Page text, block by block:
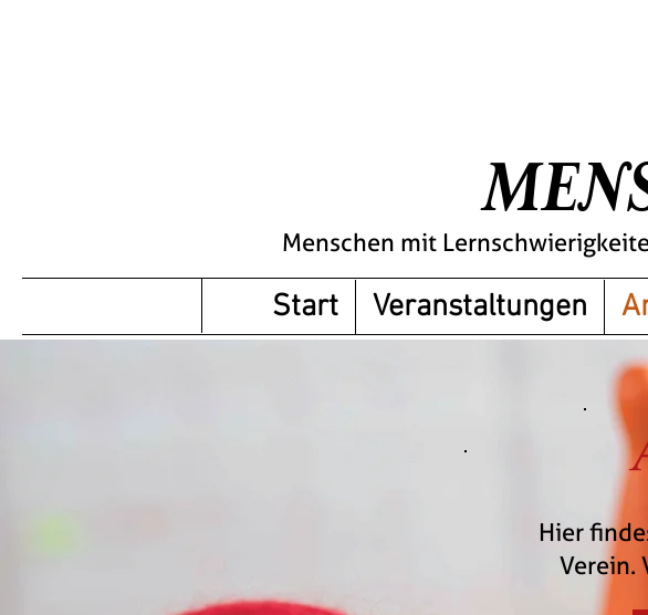
Menschen mit
Start Veranstaltungen
Hier
Verein.